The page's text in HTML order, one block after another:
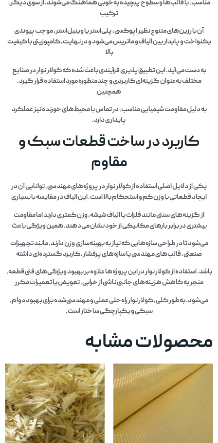
مناسب، با قالب‌ها و سطوح پیچیده به‌خوبی هماهنگ می‌شوند. از سوی دیگر،
ترکیب
آن با رزین‌های متنوع نظیر اپوکسی، پلی‌استر یا وینیل‌استر، موجب پیوندی
یکنواخت و پایدار بین الیاف و ماتریس می‌شود و در نهایت، کامپوزیتی با کیفیت
بالا
به دست می‌آید. این تطبیق‌پذیری فرآیندی باعث شده که کولار نوار در صنایع
مختلف به‌عنوان گزینه‌ای کاربردی و چندمنظوره مورد استفاده قرار گیرد.
همچنین
به دلیل مقاومت شیمیایی مناسب، در تماس با محیط‌های خورنده نیز عملکرد
پایداری دارد.
کاربرد در ساخت قطعات سبک و
مقاوم
یکی از دلایل اصلی استفاده از کولار نوار در پروژه‌های مهندسی، توانایی آن در
ایجاد قطعاتی با وزن کم و استحکام بالا است. این الیاف در مقایسه با بسیاری
از گزینه‌های سنتی مانند فلزات یا الیاف شیشه، وزن کمتری دارند اما مقاومت
بیشتری در برابر بارهای مکانیکی از خود نشان می‌دهند. همین ویژگی باعث
می‌شود تا در طراحی سازه‌هایی که نیاز به بهینه‌سازی وزن دارند، مانند تجهیزات
صنعتی، قالب‌های مهندسی یا سازه‌های پرفشار، کاربرد گسترده‌ای داشته
باشد. استفاده از کولار نوار در این پروژه‌ها علاوه بر بهبود ویژگی‌های فنی قطعه،
منجر به کاهش هزینه‌های جانبی ناشی از خرابی، تعویض یا تعمیرات مکرر
می‌شود. به‌طور کلی، کولار نوار راه‌حلی عملی و مهندسی‌شده برای بهبود دوام،
سبکی و یکپارچگی ساختار است.
محصولات مشابه